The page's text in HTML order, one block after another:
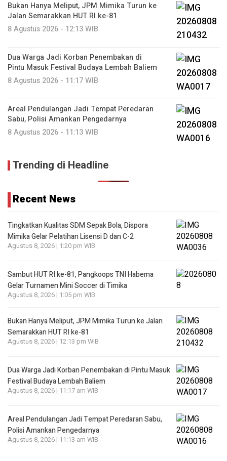
Bukan Hanya Meliput, JPM Mimika Turun ke
Jalan Semarakkan HUT RI ke-81
8 Agustus 2026 - 12:13 WIB
Dua Warga Jadi Korban Penembakan di
Pintu Masuk Festival Budaya Lembah Baliem
8 Agustus 2026 - 11:17 WIB
Areal Pendulangan Jadi Tempat Peredaran
Sabu, Polisi Amankan Pengedarnya
8 Agustus 2026 - 11:13 WIB
Trending di Headline
Recent News
Tingkatkan Kualitas SDM Sepak Bola, Dispora
Mimika Gelar Pelatihan Lisensi D dan C-2
Agustus 8, 2026 | 1:20 pm WIB
Sambut HUT RI ke-81, Pangkoops TNI Habema
Gelar Turnamen Mini Soccer di Timika
Agustus 8, 2026 | 1:05 pm WIB
Bukan Hanya Meliput, JPM Mimika Turun ke Jalan
Semarakkan HUT RI ke-81
Agustus 8, 2026 | 12:13 pm WIB
Dua Warga Jadi Korban Penembakan di Pintu Masuk
Festival Budaya Lembah Baliem
Agustus 8, 2026 | 11:17 am WIB
Areal Pendulangan Jadi Tempat Peredaran Sabu,
Polisi Amankan Pengedarnya
Agustus 8, 2026 | 11:13 am WIB